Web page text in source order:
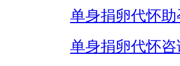
单身捐卵代怀助
单身捐卵代怀咨